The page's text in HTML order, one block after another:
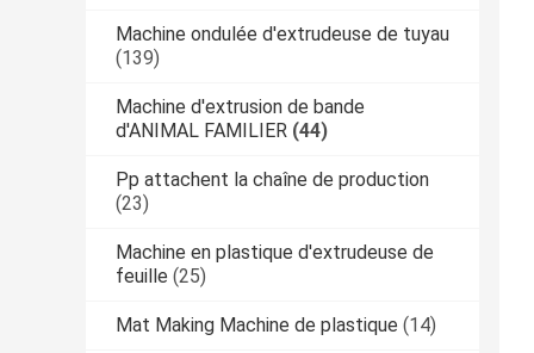
Machine ondulée d'extrudeuse de tuyau
(139)
Machine d'extrusion de bande
d'ANIMAL FAMILIER (44)
Pp attachent la chaîne de production
(23)
Machine en plastique d'extrudeuse de
feuille (25)
Mat Making Machine de plastique (14)